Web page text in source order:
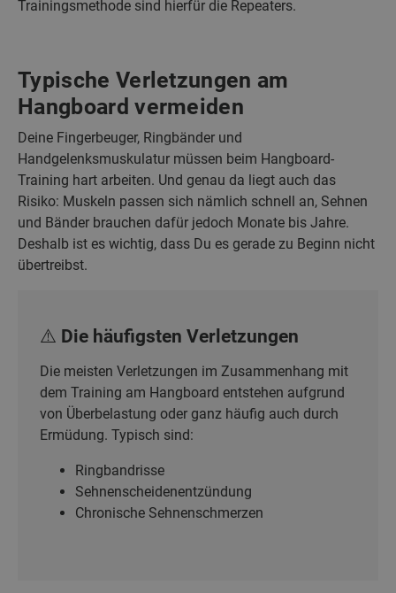
Trainingsmethode sind hierfür die Repeaters.
Typische Verletzungen am
Hangboard vermeiden
Deine Fingerbeuger, Ringbänder und
Handgelenksmuskulatur müssen beim Hangboard-
Training hart arbeiten. Und genau da liegt auch das
Risiko: Muskeln passen sich nämlich schnell an, Sehnen
und Bänder brauchen dafür jedoch Monate bis Jahre.
Deshalb ist es wichtig, dass Du es gerade zu Beginn nicht
übertreibst.
⚠️ Die häufigsten Verletzungen
Die meisten Verletzungen im Zusammenhang mit
dem Training am Hangboard entstehen aufgrund
von Überbelastung oder ganz häufig auch durch
Ermüdung. Typisch sind:
Ringbandrisse
Sehnenscheidenentzündung
Chronische Sehnenschmerzen